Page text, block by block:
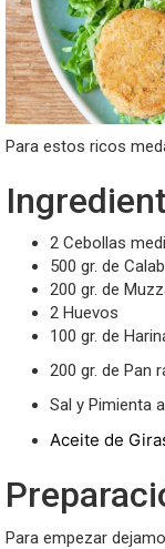
Para estos ricos
2 Cebollas
500 gr. de
200 gr. de
2 Huevos
100 gr. de
200 gr. de Pan
Sal y Pimienta
Aceite de
Para empezar